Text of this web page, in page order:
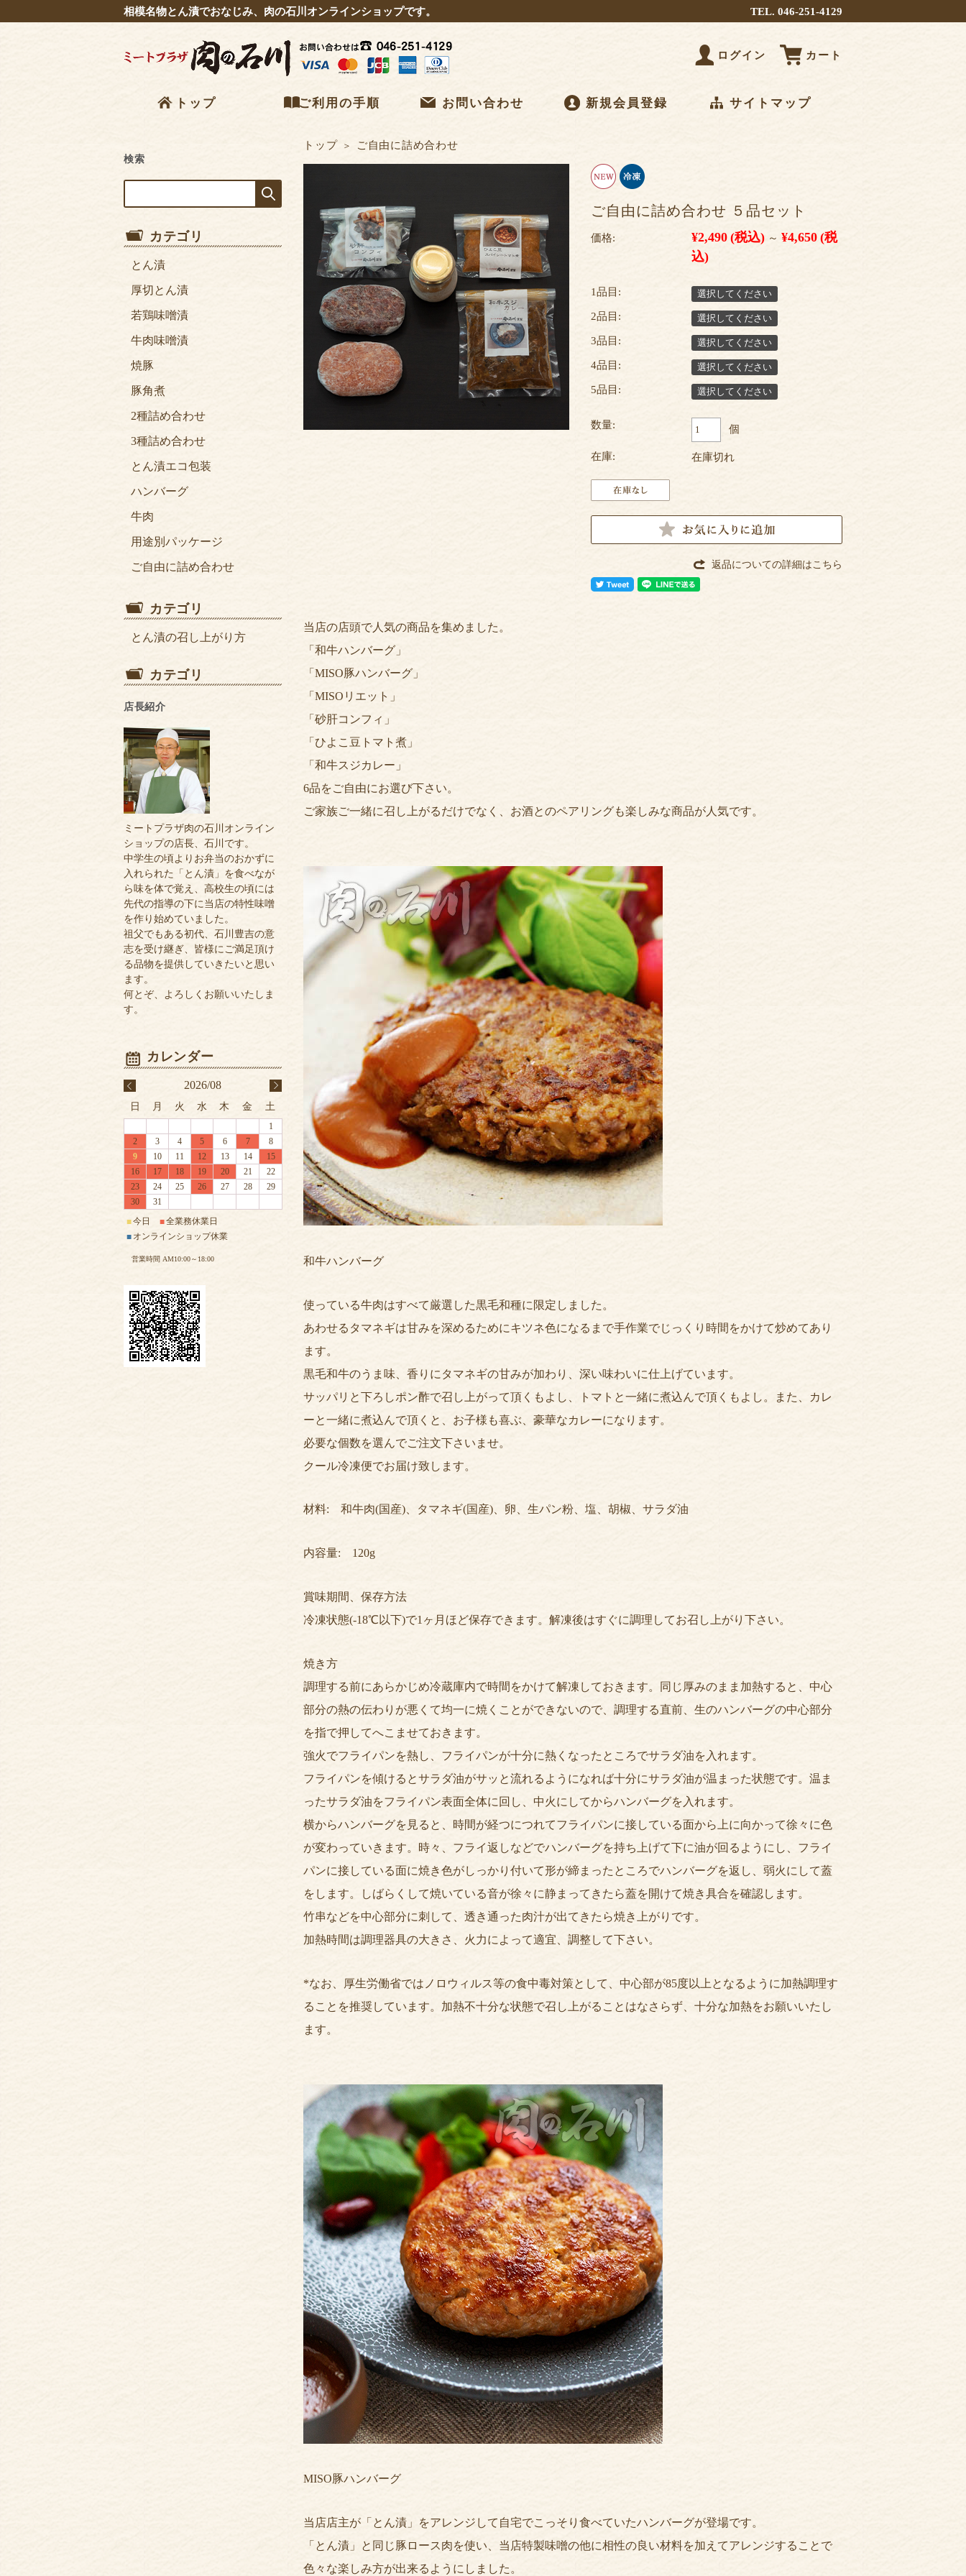
相模名物とん漬でおなじみ、肉の石川オンラインショップです。 TEL. 046-251-4129
ログイン カート
トップ ご利用の手順 お問い合わせ 新規会員登録 サイトマップ
トップ ご自由に詰め合わせ
ご自由に詰め合わせ ５品セット
価格: ¥2,490 (税込) ～ ¥4,650 (税
込)
1品目: 選択してください
2品目: 選択してください
3品目: 選択してください
4品目: 選択してください
5品目: 選択してください
数量: 個
在庫: 在庫切れ
返品についての詳細はこちら
当店の店頭で人気の商品を集めました。
「和牛ハンバーグ」
「MISO豚ハンバーグ」
「MISOリエット」
「砂肝コンフィ」
「ひよこ豆トマト煮」
「和牛スジカレー」
6品をご自由にお選び下さい。
ご家族ご一緒に召し上がるだけでなく、お酒とのペアリングも楽しみな商品が人気です。
和牛ハンバーグ
使っている牛肉はすべて厳選した黒毛和種に限定しました。
あわせるタマネギは甘みを深めるためにキツネ色になるまで手作業でじっくり時間をかけて炒めてあり
ます。
黒毛和牛のうま味、香りにタマネギの甘みが加わり、深い味わいに仕上げています。
サッパリと下ろしポン酢で召し上がって頂くもよし、トマトと一緒に煮込んで頂くもよし。また、カレ
ーと一緒に煮込んで頂くと、お子様も喜ぶ、豪華なカレーになります。
必要な個数を選んでご注文下さいませ。
クール冷凍便でお届け致します。
材料: 和牛肉(国産)、タマネギ(国産)、卵、生パン粉、塩、胡椒、サラダ油
内容量: 120g
賞味期間、保存方法
冷凍状態(-18℃以下)で1ヶ月ほど保存できます。解凍後はすぐに調理してお召し上がり下さい。
焼き方
調理する前にあらかじめ冷蔵庫内で時間をかけて解凍しておきます。同じ厚みのまま加熱すると、中心
部分の熱の伝わりが悪くて均一に焼くことができないので、調理する直前、生のハンバーグの中心部分
を指で押してへこませておきます。
強火でフライパンを熱し、フライパンが十分に熱くなったところでサラダ油を入れます。
フライパンを傾けるとサラダ油がサッと流れるようになれば十分にサラダ油が温まった状態です。温ま
ったサラダ油をフライパン表面全体に回し、中火にしてからハンバーグを入れます。
横からハンバーグを見ると、時間が経つにつれてフライパンに接している面から上に向かって徐々に色
が変わっていきます。時々、フライ返しなどでハンバーグを持ち上げて下に油が回るようにし、フライ
パンに接している面に焼き色がしっかり付いて形が締まったところでハンバーグを返し、弱火にして蓋
をします。しばらくして焼いている音が徐々に静まってきたら蓋を開けて焼き具合を確認します。
竹串などを中心部分に刺して、透き通った肉汁が出てきたら焼き上がりです。
加熱時間は調理器具の大きさ、火力によって適宜、調整して下さい。
*なお、厚生労働省ではノロウィルス等の食中毒対策として、中心部が85度以上となるように加熱調理す
ることを推奨しています。加熱不十分な状態で召し上がることはなさらず、十分な加熱をお願いいたし
ます。
MISO豚ハンバーグ
当店店主が「とん漬」をアレンジして自宅でこっそり食べていたハンバーグが登場です。
「とん漬」と同じ豚ロース肉を使い、当店特製味噌の他に相性の良い材料を加えてアレンジすることで
色々な楽しみ方が出来るようにしました。
検索
とん漬
厚切とん漬
若鶏味噌漬
牛肉味噌漬
焼豚
豚角煮
2種詰め合わせ
3種詰め合わせ
とん漬エコ包装
ハンバーグ
牛肉
用途別パッケージ
ご自由に詰め合わせ
とん漬の召し上がり方
店長紹介
ミートプラザ肉の石川オンライン
ショップの店長、石川です。
中学生の頃よりお弁当のおかずに
入れられた「とん漬」を食べなが
ら味を体で覚え、高校生の頃には
先代の指導の下に当店の特性味噌
を作り始めていました。
祖父でもある初代、石川豊吉の意
志を受け継ぎ、皆様にご満足頂け
る品物を提供していきたいと思い
ます。
何とぞ、よろしくお願いいたしま
す。
2026/08
日 月 火 水 木 金 土
1
2
3 4 5 6 7
8
9
10 11 12 13 14
15
16
17 18 19 20 21
22
23
24 25 26 27 28
29
30
31
■今日 ■全業務休業日
■ オンラインショップ休業
営業時間 AM10:00～18:00